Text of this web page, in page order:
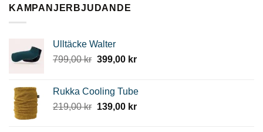
KAMPANJERBJUDANDE
Ulltäcke Walter
799,00kr Det
var:
799,00 kr.
399,00 krDet
är:
399,00 kr.
Rukka Cooling Tube
219,00kr Det
139,00 krDet